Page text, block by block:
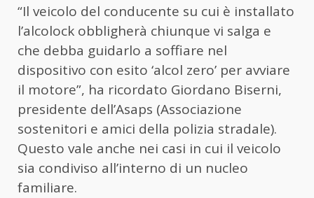
“Il veicolo del conducente su cui è installato
l’alcolock obbligherà chiunque vi salga e
che debba guidarlo a soffiare nel
dispositivo con esito ‘alcol zero’ per avviare
il motore”, ha ricordato Giordano Biserni,
presidente dell’Asaps (Associazione
sostenitori e amici della polizia stradale).
Questo vale anche nei casi in cui il veicolo
sia condiviso all’interno di un nucleo
familiare.